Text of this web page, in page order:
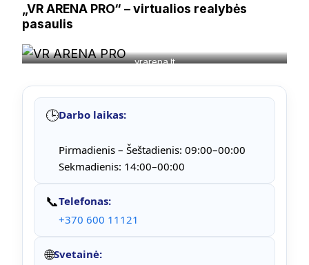
„VR ARENA PRO“ – virtualios realybės
pasaulis
vrarena.lt
🕒Darbo laikas:
Pirmadienis – Šeštadienis: 09:00–00:00
Sekmadienis: 14:00–00:00
📞Telefonas:
+370 600 11121
🌐Svetainė: